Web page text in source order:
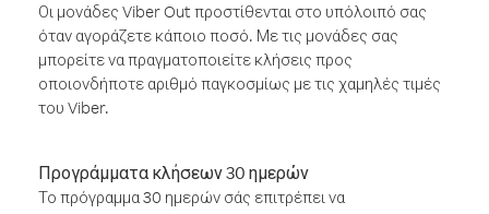
Οι μονάδες Viber Out προστίθενται στο υπόλοιπό σας
όταν αγοράζετε κάποιο ποσό. Με τις μονάδες σας
μπορείτε να πραγματοποιείτε κλήσεις προς
οποιονδήποτε αριθμό παγκοσμίως με τις χαμηλές τιμές
του Viber.
Προγράμματα κλήσεων 30 ημερών
Το πρόγραμμα 30 ημερών σάς επιτρέπει να